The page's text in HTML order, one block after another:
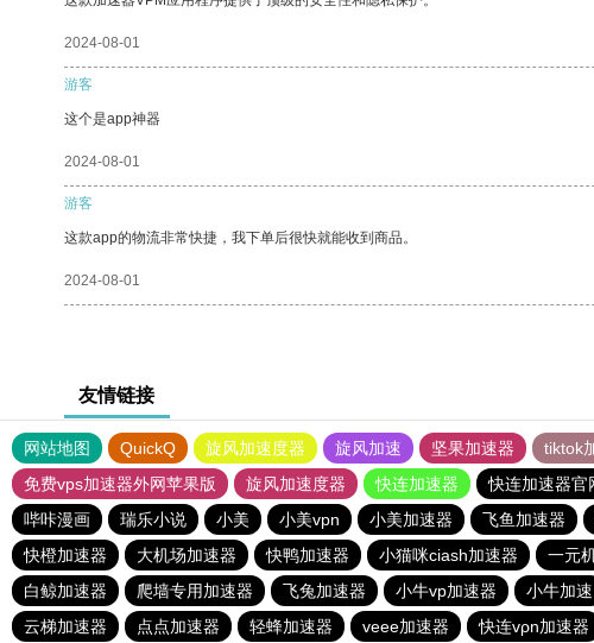
2024-08-01
游客
这个是app神器
2024-08-01
游客
这款app的物流非常快捷，我下单后很快就能收到商品。
2024-08-01
友情链接
网站地图 QuickQ 旋风加速度器 旋风加速 坚果加速器 tiktok
免费vps加速器外网苹果版
旋风加速度器 快连加速器 快连加速器官
哔咔漫画
瑞乐小说 小美 小美vpn 小美加速器 飞鱼加速器
快橙加速器
大机场加速器 快鸭加速器 小猫咪ciash加速器 一元
白鲸加速器
爬墙专用加速器 飞兔加速器 小牛vp加速器 小牛加速
云梯加速器
点点加速器 轻蜂加速器 veee加速器 快连vρn加速器